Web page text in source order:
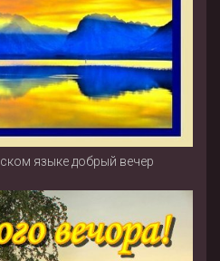
языке добрый вечер